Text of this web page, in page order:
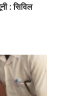
: सिविल